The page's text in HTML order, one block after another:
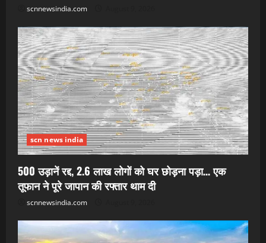
scnnewsindia.com
scn news india
500 उड़ानें रद्द, 2.6 लाख लोगों को घर छोड़ना पड़ा… एक
तूफान ने पूरे जापान की रफ्तार थाम दी
scnnewsindia.com